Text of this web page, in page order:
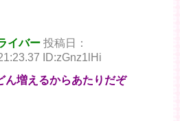
イバー 投稿日：
ID:zGnz1lHi
ん増えるからあたりだぞ